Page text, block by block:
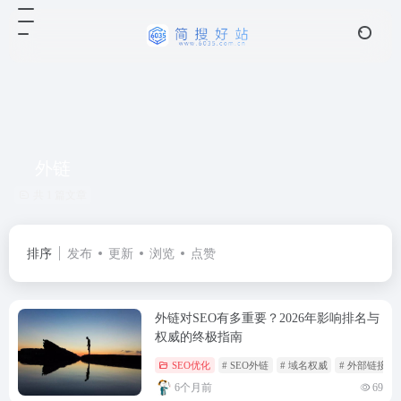
排序 发布 更新 浏览 点赞
外链对SEO有多重要？2026年影响排名与
权威的终极指南
SEO优化 # SEO外链 # 域名权威 # 外部链接
6个月前 69